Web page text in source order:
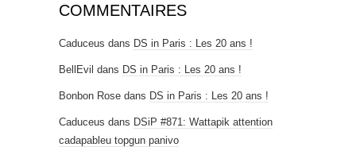
COMMENTAIRES
Caduceus dans DS in Paris : Les 20 ans !
BellEvil dans DS in Paris : Les 20 ans !
Bonbon Rose dans DS in Paris : Les 20 ans !
Caduceus dans DSiP #871: Wattapik attention
cadapableu topgun panivo